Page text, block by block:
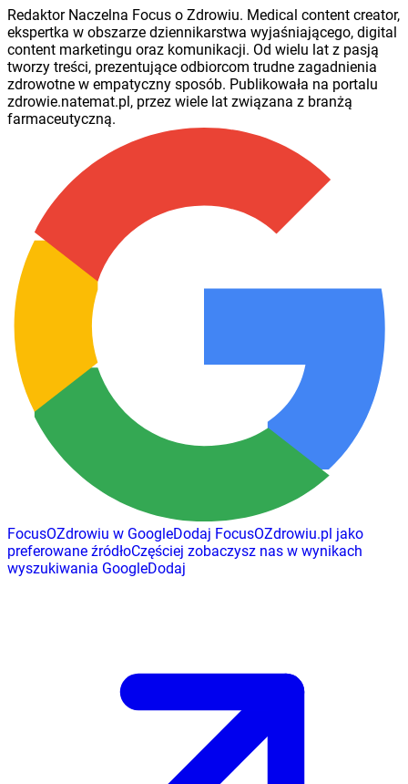
Redaktor Naczelna Focus o Zdrowiu. Medical content creator,
ekspertka w obszarze dziennikarstwa wyjaśniającego, digital
content marketingu oraz komunikacji. Od wielu lat z pasją
tworzy treści, prezentujące odbiorcom trudne zagadnienia
zdrowotne w empatyczny sposób. Publikowała na portalu
zdrowie.natemat.pl, przez wiele lat związana z branżą
farmaceutyczną.
FocusOZdrowiu w GoogleDodaj FocusOZdrowiu.pl jako
preferowane źródłoCzęściej zobaczysz nas w wynikach
wyszukiwania GoogleDodaj